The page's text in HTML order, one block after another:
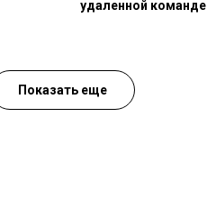
удаленной команде
Показать еще